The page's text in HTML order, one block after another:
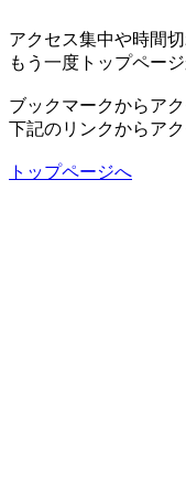
アクセス集中や時間
もう一度トップペー
ブックマークからア
下記のリンクからア
トップページへ